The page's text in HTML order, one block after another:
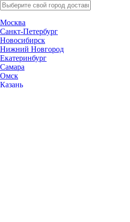
Москва
Санкт-Петербург
Новосибирск
Нижний Новгород
Екатеринбург
Самара
Омск
Казань